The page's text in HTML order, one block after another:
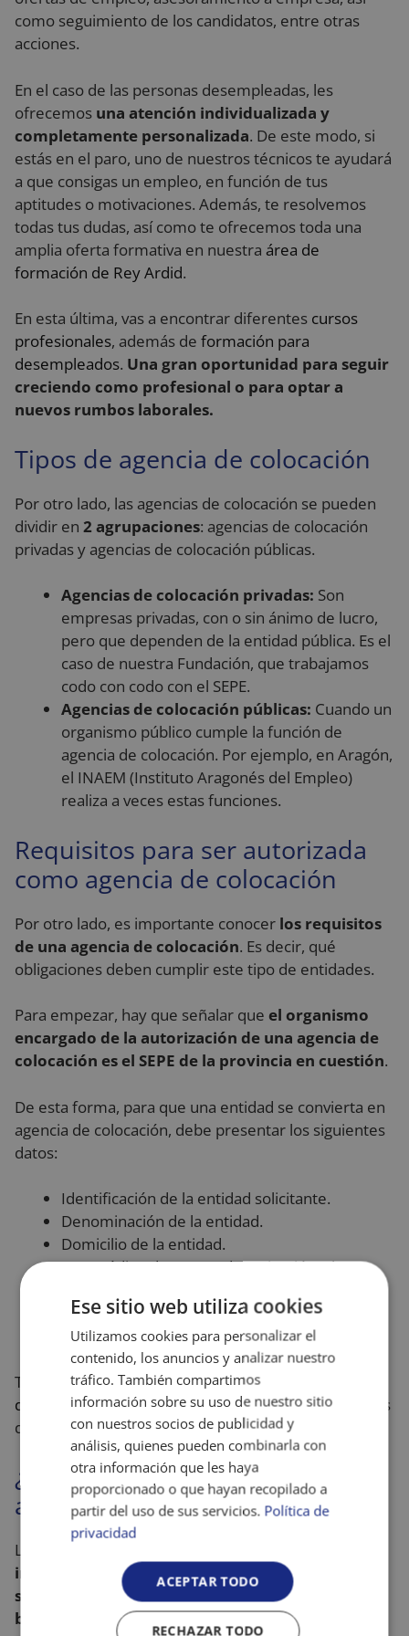
como seguimiento de los candidatos, entre otras
acciones.
En el caso de las personas desempleadas, les
ofrecemos una atención individualizada y
completamente personalizada. De este modo, si
estás en el paro, uno de nuestros técnicos te ayudará
a que consigas un empleo, en función de tus
aptitudes o motivaciones. Además, te resolvemos
todas tus dudas, así como te ofrecemos toda una
amplia oferta formativa en nuestra área de
formación de Rey Ardid.
En esta última, vas a encontrar diferentes cursos
profesionales, además de formación para
desempleados. Una gran oportunidad para seguir
creciendo como profesional o para optar a
nuevos rumbos laborales.
Tipos de agencia de colocación
Por otro lado, las agencias de colocación se pueden
dividir en 2 agrupaciones: agencias de colocación
privadas y agencias de colocación públicas.
Agencias de colocación privadas: Son
empresas privadas, con o sin ánimo de lucro,
pero que dependen de la entidad pública. Es el
caso de nuestra Fundación, que trabajamos
codo con codo con el SEPE.
Agencias de colocación públicas: Cuando un
organismo público cumple la función de
agencia de colocación. Por ejemplo, en Aragón,
el INAEM (Instituto Aragonés del Empleo)
realiza a veces estas funciones.
Requisitos para ser autorizada
como agencia de colocación
Por otro lado, es importante conocer los requisitos
de una agencia de colocación. Es decir, qué
obligaciones deben cumplir este tipo de entidades.
Para empezar, hay que señalar que el organismo
encargado de la autorización de una agencia de
colocación es el SEPE de la provincia en cuestión.
De esta forma, para que una entidad se convierta en
agencia de colocación, debe presentar los siguientes
datos:
Identificación de la entidad solicitante.
Denominación de la entidad.
Domicilio de la entidad.
CIF y código de cuenta de cotización a la
Ubicación de los centros de trabajo desde
donde se va llevar a cabo la actividad.
Todo ello, basándose en elReal Decreto 1796/2010,
de 30 de diciembre, en el que se regulan las agencias
de colocación.
¿Quién puede inscribirse en una
agencia de colocación?
La respuesta es sencilla:
interesadas en participar en procesos de
selección, como empresas que se encuentren
buscando candidatos. En ambos casos, desde
Ese sitio web utiliza cookies
Utilizamos cookies para personalizar el
contenido, los anuncios y analizar nuestro
tráfico. También compartimos
información sobre su uso de nuestro sitio
con nuestros socios de publicidad y
análisis, quienes pueden combinarla con
otra información que les haya
proporcionado o que hayan recopilado a
partir del uso de sus servicios. Política de
privacidad
ACEPTAR TODO
RECHAZAR TODO